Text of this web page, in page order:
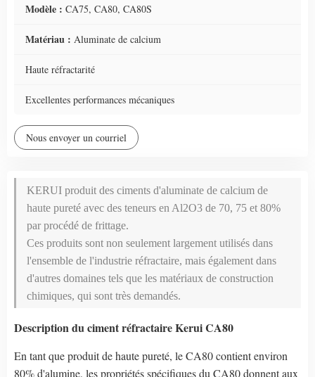
Modèle : CA75, CA80, CA80S
Matériau : Aluminate de calcium
Haute réfractarité
Excellentes performances mécaniques
Nous envoyer un courriel
KERUI produit des ciments d'aluminate de calcium de
haute pureté avec des teneurs en Al2O3 de 70, 75 et 80%
par procédé de frittage.
Ces produits sont non seulement largement utilisés dans
l'ensemble de l'industrie réfractaire, mais également dans
d'autres domaines tels que les matériaux de construction
chimiques, qui sont très demandés.
Description du ciment réfractaire Kerui CA80
En tant que produit de haute pureté, le CA80 contient environ
80% d'alumine, les propriétés spécifiques du CA80 donnent aux